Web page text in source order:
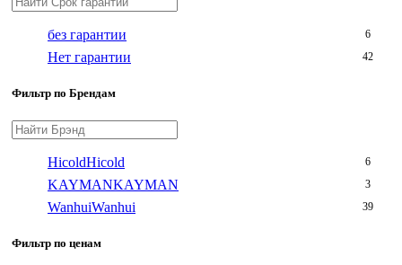
без гарантии 6
Нет гарантии 42
Фильтр по Брендам
HicoldHicold 6
KAYMANKAYMAN 3
WanhuiWanhui 39
Фильтр по ценам